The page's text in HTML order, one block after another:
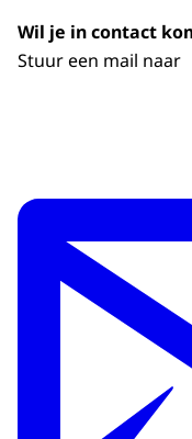
Wil je in contact
Stuur een mail naar